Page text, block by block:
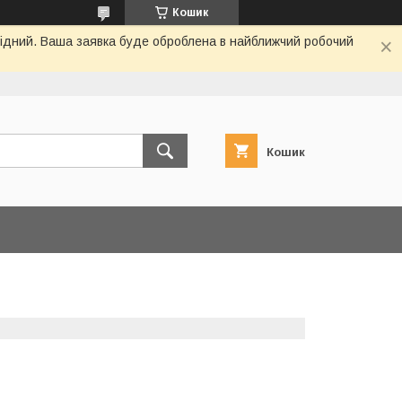
Кошик
Ваша заявка буде оброблена в найближчий робочий
Кошик